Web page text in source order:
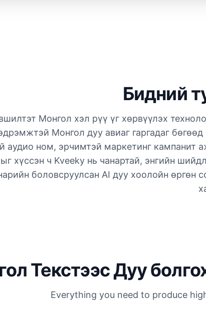
Бидний
Монгол хэл рүү үг хөрвүүлэх
Монгол дуу авиаг гаргадаг
аудио ном, эрчимтэй маркетинг кампанит
хүссэн ч Kveeky нь чанартай, энгийн
боловсруулсан AI дуу хоолойн
Текстээс Дуу
Everything you need to produce